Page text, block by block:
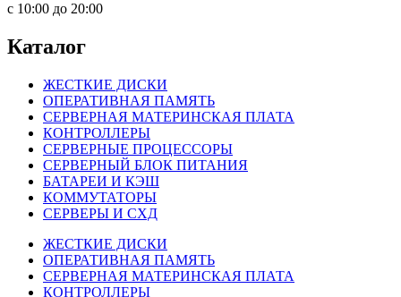
c 10:00 до 20:00
Каталог
ЖЕСТКИЕ ДИСКИ
ОПЕРАТИВНАЯ ПАМЯТЬ
СЕРВЕРНАЯ МАТЕРИНСКАЯ ПЛАТА
КОНТРОЛЛЕРЫ
СЕРВЕРНЫЕ ПРОЦЕССОРЫ
СЕРВЕРНЫЙ БЛОК ПИТАНИЯ
БАТАРЕИ И КЭШ
КОММУТАТОРЫ
СЕРВЕРЫ И СХД
ЖЕСТКИЕ ДИСКИ
ОПЕРАТИВНАЯ ПАМЯТЬ
СЕРВЕРНАЯ МАТЕРИНСКАЯ ПЛАТА
КОНТРОЛЛЕРЫ